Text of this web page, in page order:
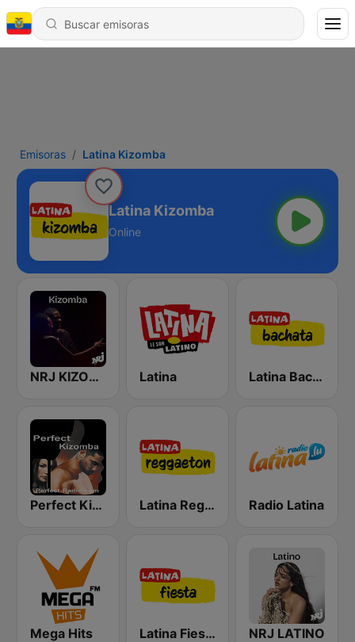
Emisoras Latina Kizomba
Latina Kizomba
Online
NRJ KIZOMBA Latina Latina Bachata
Perfect Kizomba Latina Reggaeton Radio Latina
Mega Hits Latina Fiesta NRJ LATINO